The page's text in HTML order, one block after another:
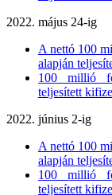
2022. május 24-ig
A nettó 100
alapján
100 millió
teljesített
2022. június 2-ig
A nettó 100
alapján
100 millió
teljesített